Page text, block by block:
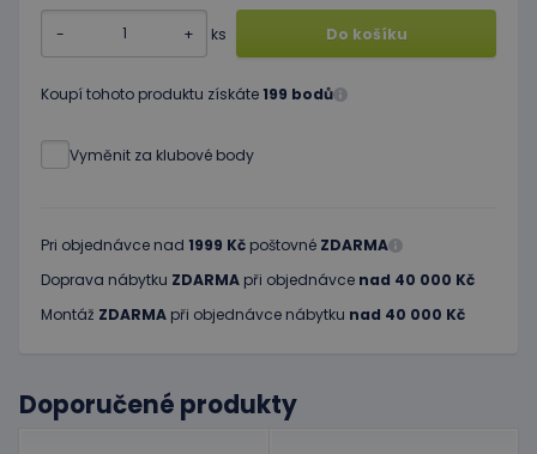
- + ks Do košíku
Koupí tohoto produktu získáte199 bodů
Vyměnit za klubové body
Pri objednávce nad 1999 Kč poštovné ZDARMA
Doprava nábytku ZDARMA při objednávce nad 40 000 Kč
Montáž ZDARMA při objednávce nábytku nad 40 000 Kč
Doporučené produkty